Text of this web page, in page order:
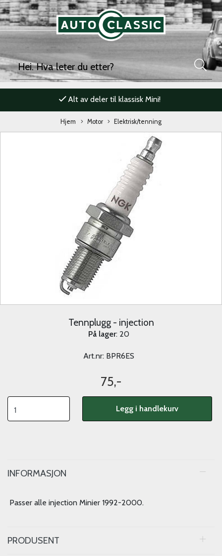
Alt av deler til klassisk Mini!
Hjem Motor Elektrisk/tenning
Tennplugg - injection
På lager: 20
Art.nr: BPR6ES
75,-
Legg i handlekurv
INFORMASJON
Passer alle injection Minier 1992-2000.
PRODUSENT